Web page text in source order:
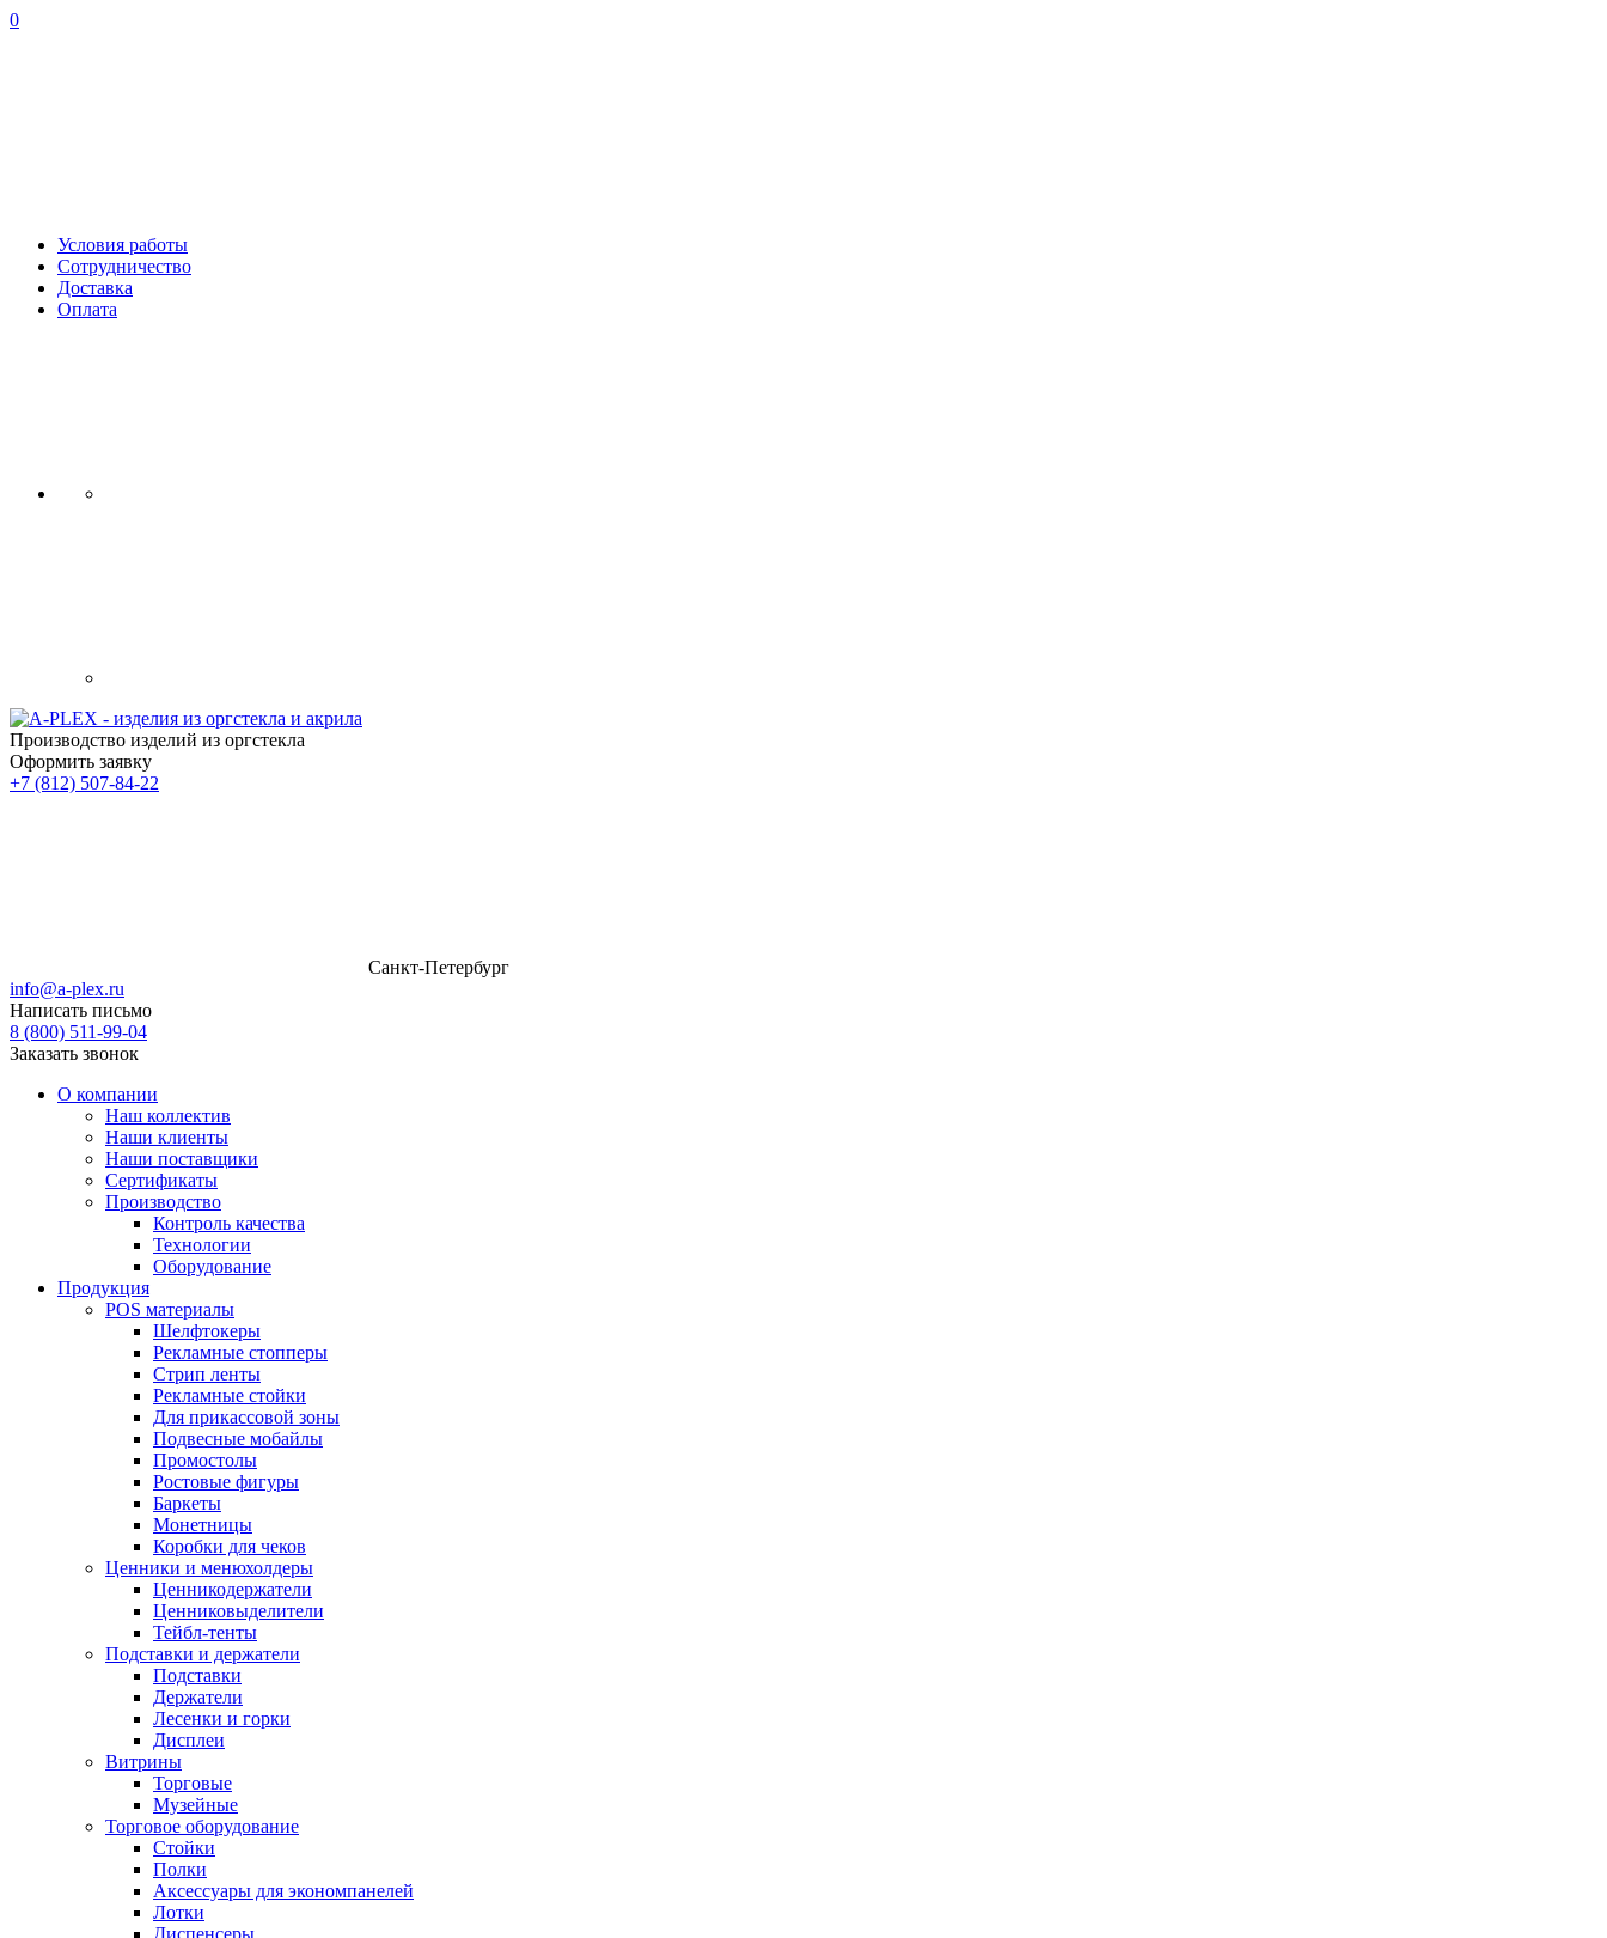
0
Условия работы
Сотрудничество
Доставка
Оплата
Производство изделий из оргстекла
Оформить заявку
+7 (812) 507-84-22
Санкт-Петербург
info@a-plex.ru
Написать письмо
8 (800) 511-99-04
Заказать звонок
О компании
Наш коллектив
Наши клиенты
Наши поставщики
Сертификаты
Производство
Контроль качества
Технологии
Оборудование
Продукция
POS материалы
Шелфтокеры
Рекламные стопперы
Стрип ленты
Рекламные стойки
Для прикассовой зоны
Подвесные мобайлы
Промостолы
Ростовые фигуры
Баркеты
Монетницы
Коробки для чеков
Ценники и менюхолдеры
Ценникодержатели
Ценниковыделители
Тейбл-тенты
Подставки и держатели
Подставки
Держатели
Лесенки и горки
Дисплеи
Витрины
Торговые
Музейные
Торговое оборудование
Стойки
Полки
Аксессуары для экономпанелей
Лотки
Диспенсеры